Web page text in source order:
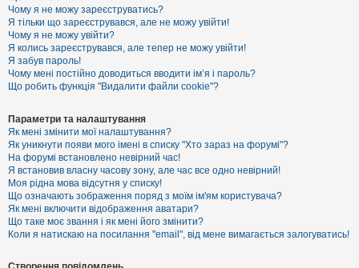
р
а
ц
і
я
Т
м
и
б
е
з
в
і
д
п
о
в
і
е
Чому я не можу зареєструватись?
Я тільки що зареєструвався, але не можу увійти!
Чому я не можу увійти?
Я колись зареєструвався, але тепер не можу увійти!
Я забув пароль!
Чому мені постійно доводиться вводити ім’я і пароль?
Що робить функція "Видалити файли cookie"?
Параметри та налаштування
Як мені змінити мої налаштування?
Як уникнути появи мого імені в списку "Хто зараз на форумі"?
На форумі встановлено невірний час!
Я встановив власну часову зону, але час все одно невірний!
Моя рідна мова відсутня у списку!
Що означають зображення поряд з моїм ім'ям користувача?
Як мені включити відображення аватари?
Що таке моє звання і як мені його змінити?
Коли я натискаю на посилання "email", від мене вимагається залогуватись!